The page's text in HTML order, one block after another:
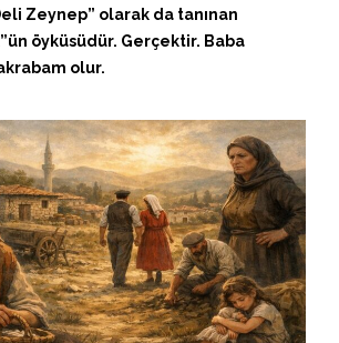
Zeynep” olarak da tanınan
öyküsüdür. Gerçektir. Baba
olur.